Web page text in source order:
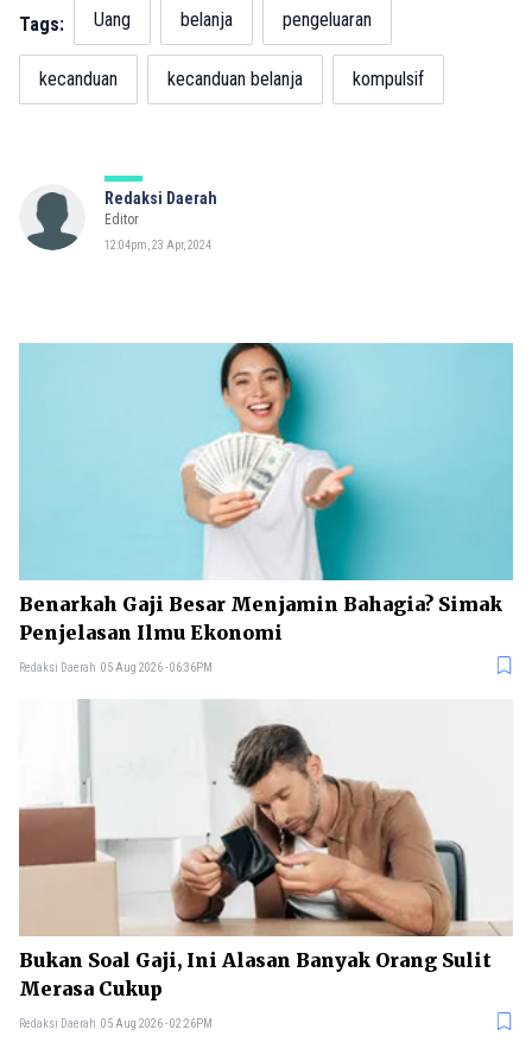
Tags: Uang belanja pengeluaran
kecanduan kecanduan belanja kompulsif
Redaksi Daerah
Editor
12:04pm, 23 Apr, 2024
Benarkah Gaji Besar Menjamin Bahagia? Simak
Penjelasan Ilmu Ekonomi
Redaksi Daerah 05 Aug 2026 - 06:36PM
Bukan Soal Gaji, Ini Alasan Banyak Orang Sulit
Merasa Cukup
Redaksi Daerah 05 Aug 2026 - 02:26PM